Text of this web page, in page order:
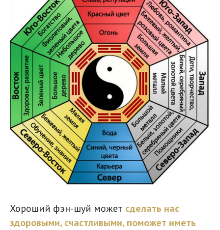
Хороший фэн-шуй может сделать нас
здоровыми, счастливыми, поможет иметь